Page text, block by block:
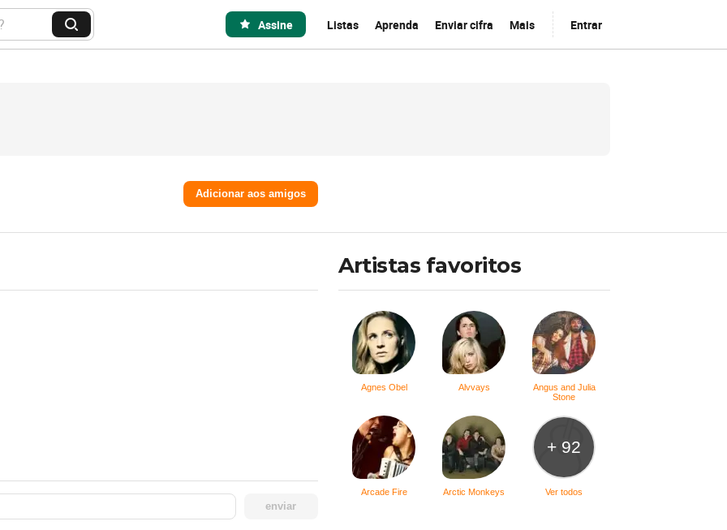
B
u
Assine Listas Aprenda Enviar cifra Mais Entrar
Adicionar aos amigos
enviar
Artistas favoritos
Agnes Obel Alvvays
Angus and Julia
Stone
Arcade Fire Arctic Monkeys
+ 92
Ver todos